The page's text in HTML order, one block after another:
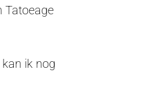
Tatoeage
ik nog